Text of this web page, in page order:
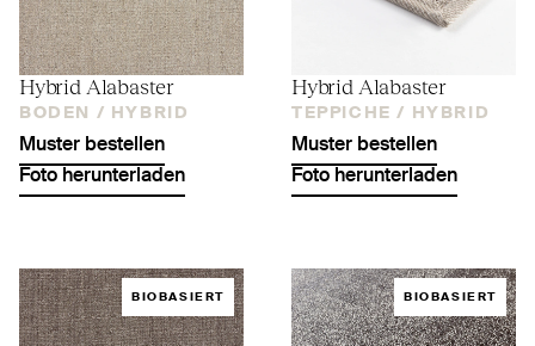
Hybrid Alabaster
BODEN / HYBRID
Muster bestellen
Foto herunterladen
Hybrid Alabaster
TEPPICHE / HYBRID
Muster bestellen
Foto herunterladen
BIOBASIERT BIOBASIERT